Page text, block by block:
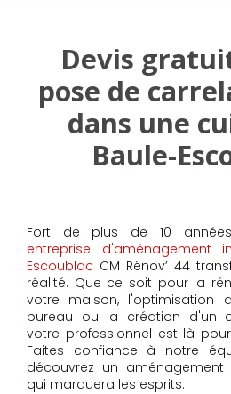
Devis
pose de
dans une
Baule-
Fort de plus de 10 années
entreprise d'aménagement
Escoublac CM Rénov’ 44
réalité. Que ce soit pour la
votre maison, l'optimisation
bureau ou la création d'un
votre professionnel est là
Faites confiance à notre
découvrez un aménagement
qui marquera les esprits.